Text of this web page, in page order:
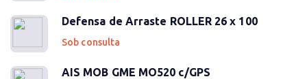
Defensa de Arraste ROLLER 26 x 100
Sob consulta
AIS MOB GME MO520 c/GPS